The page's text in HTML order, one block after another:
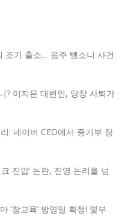
조기 출소… 음주 뺑소니 사건
? 이지은 대변인, 당장 사퇴가
: 네이버 CEO에서 중기부 장
진압’ 논란, 진영 논리를 넘
‘참교육’ 방영일 확정! 몇부